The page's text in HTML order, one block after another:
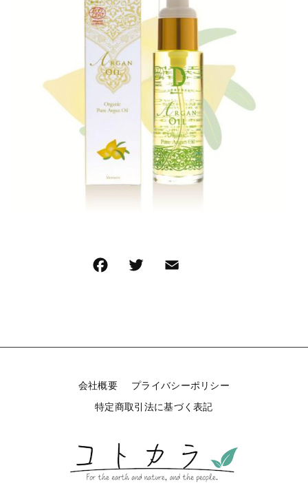
F
b
o
o
T
会社概要
プライバシーポリシー
特定商取引法に基づく表記